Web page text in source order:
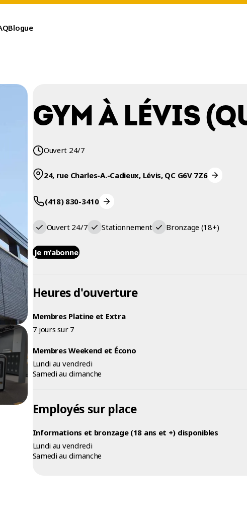
Blogue
GYM À LÉVIS
Ouvert 24/7
24, rue Charles-A.-Cadieux, Lévis, QC G6V 7Z6
(418) 830-3410
Ouvert 24/7 Stationnement Bronzage (18+)
Je m'abonne
Heures d'ouverture
Membres Platine et Extra
7 jours sur 7
Membres Weekend et Écono
Lundi au vendredi
Samedi au dimanche
Employés sur place
Informations et bronzage (18 ans et +) disponibles
Lundi au vendredi
Samedi au dimanche